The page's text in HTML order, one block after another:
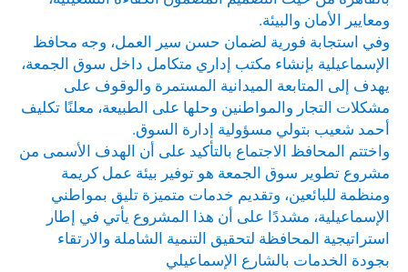
ومعايير الأمان والبيئة.
وفي استجابة فورية لضمان حسن سير العمل، وجه محافظ
الإسماعيلية بإنشاء مكتب إداري متكامل داخل سوق الجمعة،
يهدف إلى المتابعة الميدانية المستمرة والوقوف على
مشكلات التجار والمواطنين وحلها على الطبيعة، معلنًا تكليف
أحمد شعيب بتولي مسؤولية إدارة السوق.
واختتم المحافظ الاجتماع بالتأكيد على أن الهدف الأسمى من
مشروع تطوير سوق الجمعة هو توفير بيئة عمل كريمة
ومنظمة للبائعين، وتقديم خدمات متميزة تليق بمواطني
الإسماعيلية، مشددًا على أن هذا المشروع يأتي في إطار
استراتيجية المحافظة لتحقيق التنمية الشاملة والارتقاء
بجودة الخدمات بالشارع الإسماعيلي